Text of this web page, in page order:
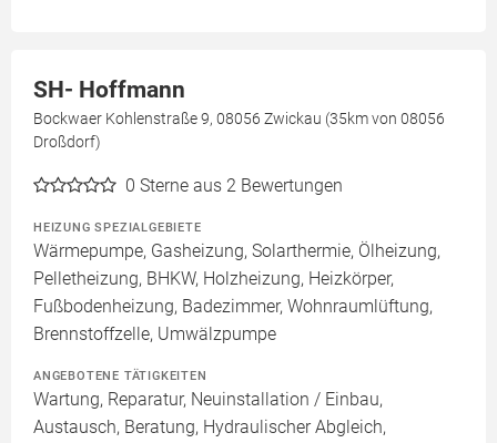
SH- Hoffmann
Bockwaer Kohlenstraße 9, 08056 Zwickau (35km von 08056
Droßdorf)
0 Sterne aus 2 Bewertungen
HEIZUNG SPEZIALGEBIETE
Wärmepumpe, Gasheizung, Solarthermie, Ölheizung,
Pelletheizung, BHKW, Holzheizung, Heizkörper,
Fußbodenheizung, Badezimmer, Wohnraumlüftung,
Brennstoffzelle, Umwälzpumpe
ANGEBOTENE TÄTIGKEITEN
Wartung, Reparatur, Neuinstallation / Einbau,
Austausch, Beratung, Hydraulischer Abgleich,